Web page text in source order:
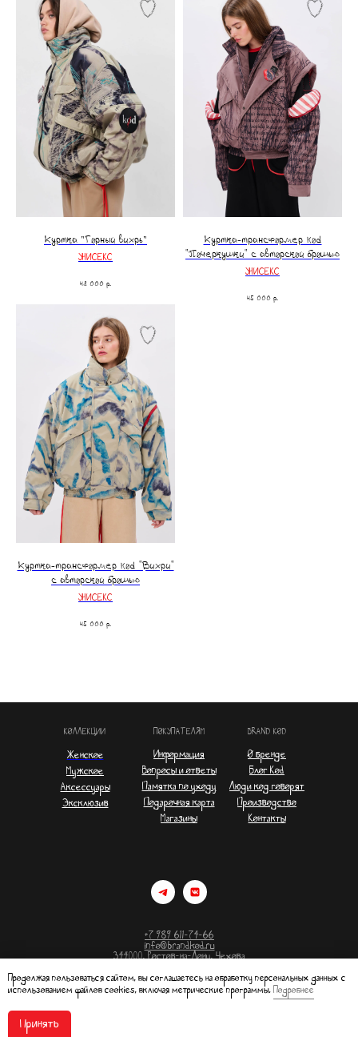
Продолжая пользоваться сайтом, вы соглашаетесь на обработку персональных данных с
использованием файлов cookies, включая метрические программы.Подробнее
Принять
Куртка ”Горный вихрь”
УНИСЕКС
48 000 р.
Куртка-трансформер kоd
"Почеркушки" с авторской брошью
УНИСЕКС
45 000 р.
Куртка-трансформер kоd "Вихри"
с авторской брошью
УНИСЕКС
45 000 р.
КОЛЛЕКЦИИ
Женское
Мужское
Аксессуары
Эксклюзив
ПОКУПАТЕЛЯМ
Информация
Вопросы и ответы
Памятка по уходу
Подарочная карта
Магазины
BRAND KOD
О бренде
Блог Kod
Люди код говорят
Производство
Контакты
+7 989 611-74-66
info@brandkod.ru
344000, Ростов-на-Дону, Чехова